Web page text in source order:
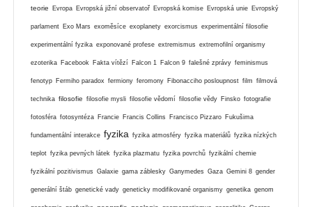
teorie Evropa Evropská jižní observatoř Evropská komise Evropská unie Evropský
parlament Exo Mars exoměsíce exoplanety exorcismus experimentální filosofie
experimentální fyzika exponované profese extremismus extremofilní organismy
ezoterika Facebook Fakta vítězí Falcon 1 Falcon 9 falešné zprávy feminismus
fenotyp Fermiho paradox fermiony feromony Fibonacciho posloupnost film filmová
technika filosofie filosofie mysli filosofie vědomí filosofie vědy Finsko fotografie
fotosféra fotosyntéza Francie Francis Collins Francisco Pizzaro Fukušima
fundamentální interakce fyzika fyzika atmosféry fyzika materiálů fyzika nízkých
teplot fyzika pevných látek fyzika plazmatu fyzika povrchů fyzikální chemie
fyzikální pozitivismus Galaxie gama záblesky Ganymedes Gaza Gemini 8 gender
generální štáb genetické vady geneticky modifikované organismy genetika genom